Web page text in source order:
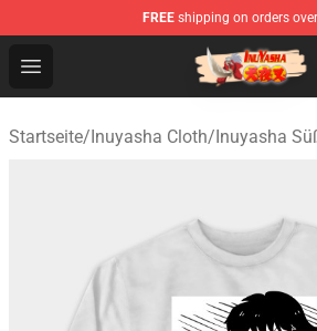
FREE shipping on orders
Open menu
Inuyasha Store - Official
Startseite/Inuyasha Cloth/Inuyasha